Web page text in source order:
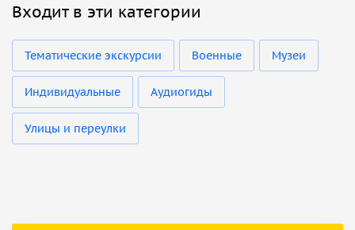
Входит в эти категории
Тематические экскурсии Военные Музеи
Индивидуальные Аудиогиды
Улицы и переулки